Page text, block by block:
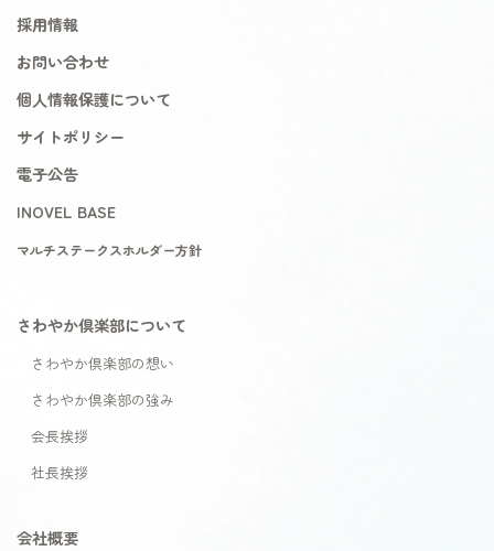
採用情報
お問い合わせ
個人情報保護について
サイトポリシー
電子公告
INOVEL BASE
マルチステークスホルダー方針
さわやか倶楽部について
さわやか倶楽部の想い
さわやか倶楽部の強み
会長挨拶
社長挨拶
会社概要